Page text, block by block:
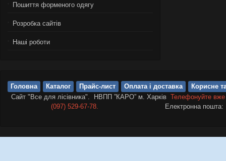
Пошиття форменого одягу
Розробка сайтів
Нашi роботи
Головна Каталог Прайс-лист Оплата і доставка
Корисне
Сайт "Все для лісівника". НВПП ”КАРО” м. Харків Телефонуйте
(097) 529-67-78.
Електронна